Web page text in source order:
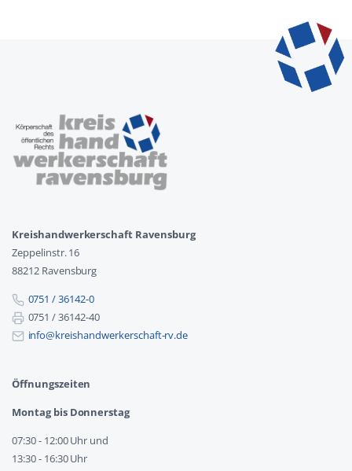
Kreishandwerkerschaft Ravensburg
Zeppelinstr. 16
88212 Ravensburg
0751 / 36142-0
0751 / 36142-40
info@kreishandwerkerschaft-rv.de
Öffnungszeiten
Montag bis Donnerstag
07:30 - 12:00 Uhr und
13:30 - 16:30 Uhr